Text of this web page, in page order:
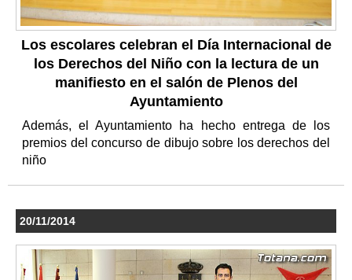
Los escolares celebran el Día Internacional de
los Derechos del Niño con la lectura de un
manifiesto en el salón de Plenos del
Ayuntamiento
Además, el Ayuntamiento ha hecho entrega de los
premios del concurso de dibujo sobre los derechos del
niño
20/11/2014